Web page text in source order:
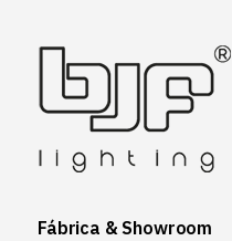
Fábrica & Showroom